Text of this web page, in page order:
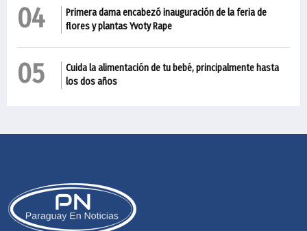
04
Primera dama encabezó inauguración de la feria de
flores y plantas Yvoty Rape
05
Cuida la alimentación de tu bebé, principalmente hasta
los dos años